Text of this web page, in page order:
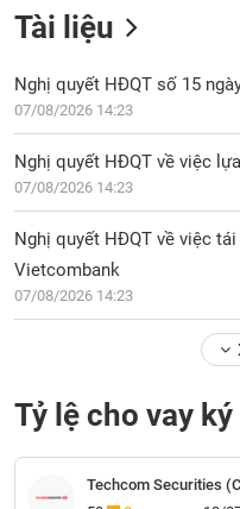
Tài liệu
Nghị quyết HĐQT số 15
07/08/2026 14:23
Nghị quyết HĐQT về việc
07/08/2026 14:23
Nghị quyết HĐQT về việc
Vietcombank
07/08/2026 14:23
Tỷ lệ cho vay
Techcom Securities